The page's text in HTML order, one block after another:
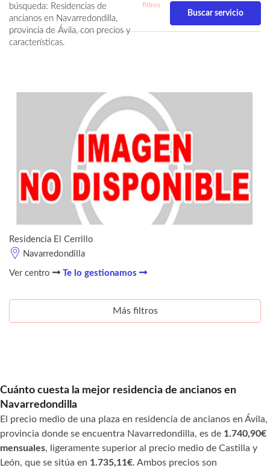
búsqueda: Residencias de
ancianos en Navarredondilla,
provincia de Ávila, con precios y
características.
filtros
Residencia El Cerrillo
Navarredondilla
Ver centro Te lo gestionamos
Más filtros
Cuánto cuesta la mejor residencia de ancianos en
Navarredondilla
El precio medio de una plaza en residencia de ancianos en Ávila,
provincia donde se encuentra Navarredondilla, es de 1.740,90€
mensuales, ligeramente superior al precio medio de Castilla y
León, que se sitúa en 1.735,11€. Ambos precios son